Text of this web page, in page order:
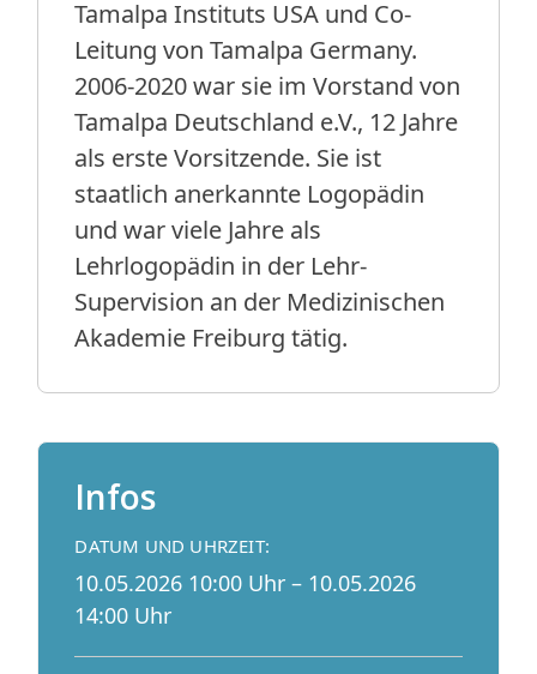
Tamalpa Instituts USA und Co-
Leitung von Tamalpa Germany.
2006-2020 war sie im Vorstand von
Tamalpa Deutschland e.V., 12 Jahre
als erste Vorsitzende. Sie ist
staatlich anerkannte Logopädin
und war viele Jahre als
Lehrlogopädin in der Lehr-
Supervision an der Medizinischen
Akademie Freiburg tätig.
Infos
DATUM UND UHRZEIT:
10.05.2026 10:00 Uhr – 10.05.2026
14:00 Uhr